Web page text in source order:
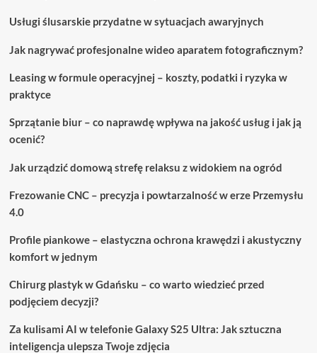
Usługi ślusarskie przydatne w sytuacjach awaryjnych
Jak nagrywać profesjonalne wideo aparatem fotograficznym?
Leasing w formule operacyjnej – koszty, podatki i ryzyka w
praktyce
Sprzątanie biur – co naprawdę wpływa na jakość usług i jak ją
ocenić?
Jak urządzić domową strefę relaksu z widokiem na ogród
Frezowanie CNC – precyzja i powtarzalność w erze Przemysłu
4.0
Profile piankowe – elastyczna ochrona krawędzi i akustyczny
komfort w jednym
Chirurg plastyk w Gdańsku – co warto wiedzieć przed
podjęciem decyzji?
Za kulisami AI w telefonie Galaxy S25 Ultra: Jak sztuczna
inteligencja ulepsza Twoje zdjęcia